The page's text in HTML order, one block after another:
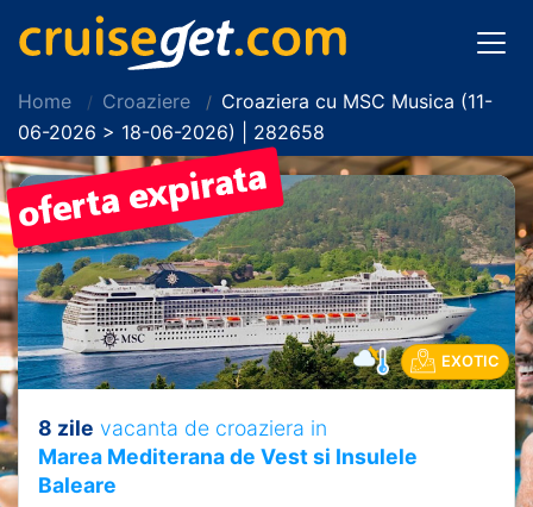
Home Croaziere
Croaziera cu MSC Musica (11-
06-2026 > 18-06-2026) | 282658
EXOTIC
8 zile vacanta de croaziera in
Marea Mediterana de Vest si Insulele
Baleare